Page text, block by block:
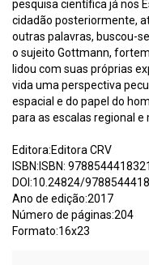
pesquisa científica já nos
cidadão posteriormente,
outras palavras, buscou-
o sujeito Gottmann,
lidou com suas próprias
vida uma perspectiva
espacial e do papel do
para as escalas regional e
Editora:Editora CRV
ISBN:ISBN: 9788544418321
DOI:10.24824/
Ano de edição:2017
Número de páginas:204
Formato:16x23